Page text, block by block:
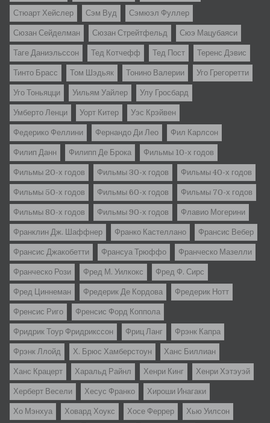
Стюарт Хейслер Сэм Вуд Сэмюэл Фуллер
Сюзан Сейделман Сюзан Стрейтфельд Сюэ Мацубаяси
Таге Даниэльссон Тед Котчефф Тед Пост Теренс Дэвис
Тинто Брасс Том Шэдьяк Тонино Валерии Уго Грегоретти
Уго Тоньяцци Уильям Уайлер Улу Гросбард
Умберто Ленци Уорт Китер Уэс Крэйвен
Федерико Феллини Фернандо Ди Лео Фил Карлсон
Филип Данн Филипп Де Брока Фильмы 10-х годов
Фильмы 20-х годов Фильмы 30-х годов Фильмы 40-х годов
Фильмы 50-х годов Фильмы 60-х годов Фильмы 70-х годов
Фильмы 80-х годов Фильмы 90-х годов Флавио Могерини
Франклин Дж. Шаффнер Франко Кастеллано Франсис Вебер
Франсис Джакобетти Франсуа Трюффо Франческо Мазелли
Франческо Рози Фред М. Уилкокс Фред Ф. Сирс
Фред Циннеман Фредерик Де Кордова Фредерик Нотт
Френсис Риго Френсис Форд Коппола
Фридрик Тоур Фридрикссон Фриц Ланг Фрэнк Капра
Фрэнк Ллойд Х. Брюс Хамберстоун Ханс Биллиан
Ханс Крацерт Харальд Райнл Хенри Кинг Хенри Хэтэуэй
Херберт Весели Хесус Франко Хироши Инагаки
Хо Мэнхуа Ховард Хоукс Хосе Феррер Хью Уилсон